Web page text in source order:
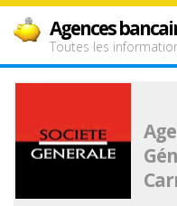
Agences
Toutes les